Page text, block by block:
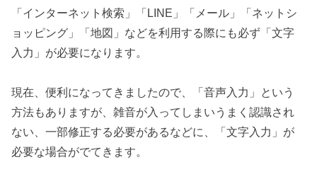
「インターネット検索」「LINE」「メール」「ネットシ
ョッピング」「地図」などを利用する際にも必ず「文字
入力」が必要になります。
現在、便利になってきましたので、「音声入力」という
方法もありますが、雑音が入ってしまいうまく認識され
ない、一部修正する必要があるなどに、「文字入力」が
必要な場合がでてきます。